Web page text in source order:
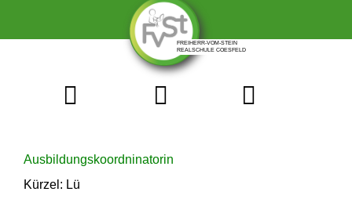
Ausbildungskoordninatorin
Kürzel: Lü